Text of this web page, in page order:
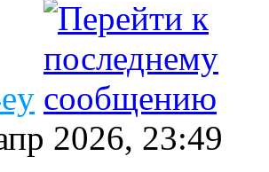
2026, 23:49